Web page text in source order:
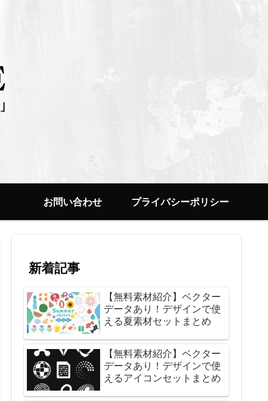
お問い合わせ プライバシーポリシー
新着記事
【無料素材紹介】ベクター
データあり！デザインで使
える夏素材セットまとめ
【無料素材紹介】ベクター
データあり！デザインで使
えるアイコンセットまとめ